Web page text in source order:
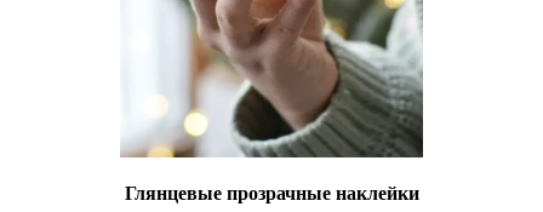
Глянцевые прозрачные наклейки